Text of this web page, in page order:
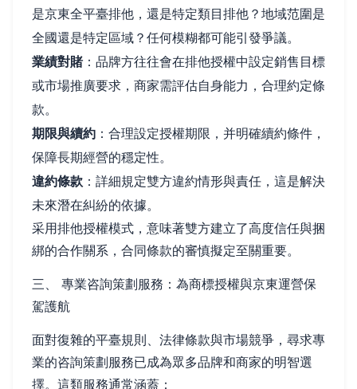
是京東全平臺排他，還是特定類目排他？地域范圍是
全國還是特定區域？任何模糊都可能引發爭議。
業績對賭 ：品牌方往往會在排他授權中設定銷售目標
或市場推廣要求，商家需評估自身能力，合理約定條
款。
期限與續約 ：合理設定授權期限，并明確續約條件，
保障長期經營的穩定性。
違約條款 ：詳細規定雙方違約情形與責任，這是解決
未來潛在糾紛的依據。
采用排他授權模式，意味著雙方建立了高度信任與捆
綁的合作關系，合同條款的審慎擬定至關重要。
三、 專業咨詢策劃服務：為商標授權與京東運營保
駕護航
面對復雜的平臺規則、法律條款與市場競爭，尋求專
業的咨詢策劃服務已成為眾多品牌和商家的明智選
擇。這類服務通常涵蓋：